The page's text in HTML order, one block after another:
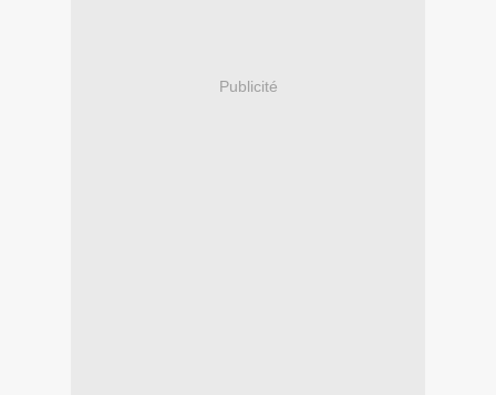
Publicité